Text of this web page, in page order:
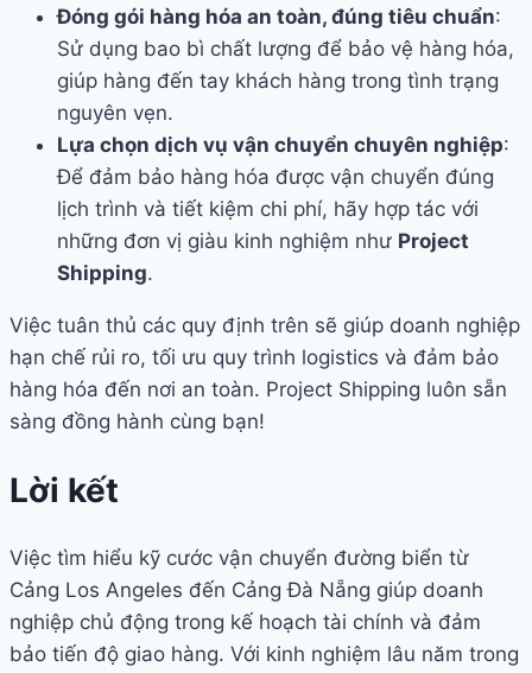
Đóng gói hàng hóa an toàn, đúng tiêu chuẩn:
Sử dụng bao bì chất lượng để bảo vệ hàng hóa,
giúp hàng đến tay khách hàng trong tình trạng
nguyên vẹn.
Lựa chọn dịch vụ vận chuyển chuyên nghiệp:
Để đảm bảo hàng hóa được vận chuyển đúng
lịch trình và tiết kiệm chi phí, hãy hợp tác với
những đơn vị giàu kinh nghiệm như Project
Shipping.
Việc tuân thủ các quy định trên sẽ giúp doanh nghiệp
hạn chế rủi ro, tối ưu quy trình logistics và đảm bảo
hàng hóa đến nơi an toàn. Project Shipping luôn sẵn
sàng đồng hành cùng bạn!
Lời kết
Việc tìm hiểu kỹ cước vận chuyển đường biển từ
Cảng Los Angeles đến Cảng Đà Nẵng giúp doanh
nghiệp chủ động trong kế hoạch tài chính và đảm
bảo tiến độ giao hàng. Với kinh nghiệm lâu năm trong